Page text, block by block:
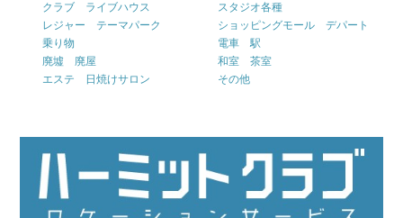
クラブ ライブハウス
スタジオ各種
レジャー テーマパーク
ショッピングモール デパート
乗り物
電車 駅
廃墟 廃屋
和室 茶室
エステ 日焼けサロン
その他